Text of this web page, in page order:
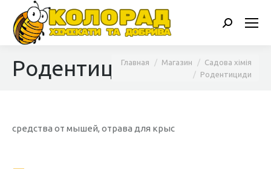
Поиск:
Родентициди
Вы здесь:
Главная Магазин
Садова хімія
Родентициди
средства от мышей, отрава для крыс